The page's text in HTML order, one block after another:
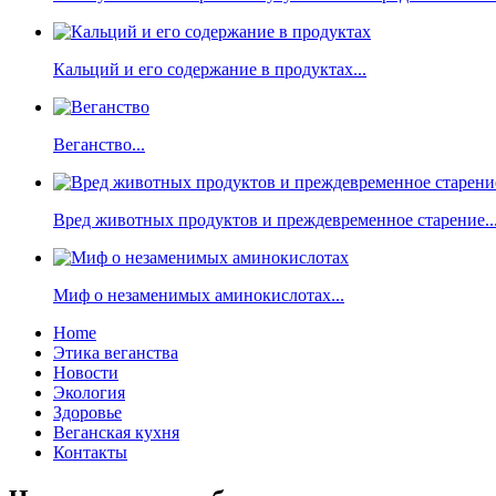
Кальций и его содержание в продуктах...
Веганство...
Вред животных продуктов и преждевременное
Миф о незаменимых аминокислотах...
Home
Этика веганства
Новости
Экология
Здоровье
Веганская кухня
Контакты